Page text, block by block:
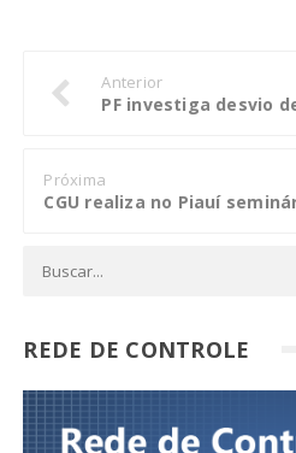
Anterior
Próxima
REDE DE CONTROLE